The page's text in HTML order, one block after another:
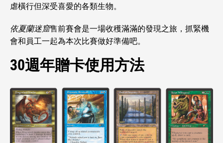
虐橫行但深受喜愛的各類生物。
依夏蘭迷窟售前賽會是一場收穫滿滿的發現之旅，抓緊機
會和員工一起為本次比賽做好準備吧。
30週年贈卡使用方法